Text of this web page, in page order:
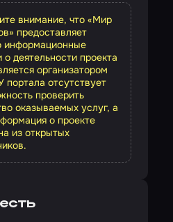
внимание, что «Мир
предоставляет
информационные
о деятельности проекта
организатором
портала отсутствует
проверить
оказываемых услуг, а
о проекте
из открытых